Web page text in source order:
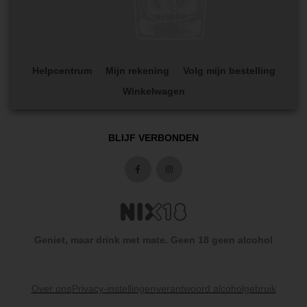
Helpcentrum Mijn rekening
Volg mijn bestelling
Winkelwagen
BLIJF VERBONDEN
Geniet, maar drink met mate. Geen 18 geen alcohol
Over ons Privacy-instellingen verantwoord alcoholgebruik